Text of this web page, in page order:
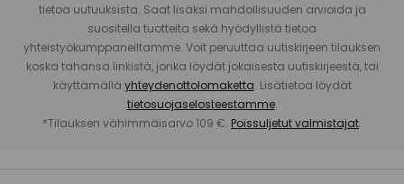
tietoa uutuuksista. Saat lisäksi mahdollisuuden arvioida ja
suositella tuotteita sekä hyödyllistä tietoa
yhteistyökumppaneiltamme. Voit peruuttaa uutiskirjeen tilauksen
koska tahansa linkistä, jonka löydät jokaisesta uutiskirjeestä, tai
käyttämällä yhteydenottolomaketta. Lisätietoa löydät
tietosuojaselosteestamme.
*Tilauksen vähimmäisarvo 109 €. Poissuljetut valmistajat.